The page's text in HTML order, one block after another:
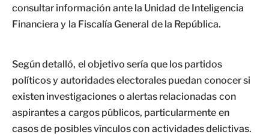
consultar información ante la Unidad de Inteligencia
Financiera y la Fiscalía General de la República.
Según detalló, el objetivo sería que los partidos
políticos y autoridades electorales puedan conocer si
existen investigaciones o alertas relacionadas con
aspirantes a cargos públicos, particularmente en
casos de posibles vínculos con actividades delictivas.